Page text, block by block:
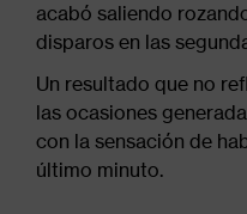
acabó saliendo
disparos en las
Un resultado que no
las ocasiones
con la sensación de
último minuto.